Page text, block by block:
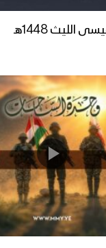
وحدة التصنيع –
زامل أعيادنا
الرجال الحيدرية |
القدس موعدنا | عيسى
1448هـ